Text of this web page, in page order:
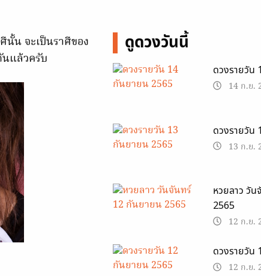
นั้น จะเป็นราศีของ
แล้วครับ
ดูดวงวันนี้
ดวงรายวัน
14 ก.ย.
ดวงรายวัน
13 ก.ย.
หวยลาว วั
2565
12 ก.ย.
ดวงรายวัน
12 ก.ย.